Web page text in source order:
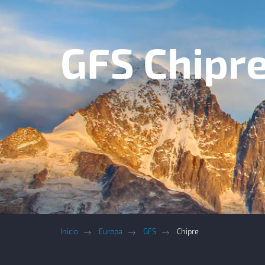
GFS
Inicio Europa GFS Chipre